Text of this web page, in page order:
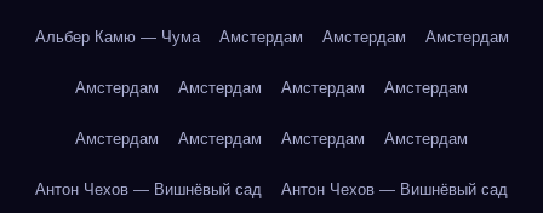
Альбер Камю — Чума Амстердам Амстердам Амстердам
Амстердам Амстердам Амстердам Амстердам
Амстердам Амстердам Амстердам Амстердам
Антон Чехов — Вишнёвый сад Антон Чехов — Вишнёвый сад